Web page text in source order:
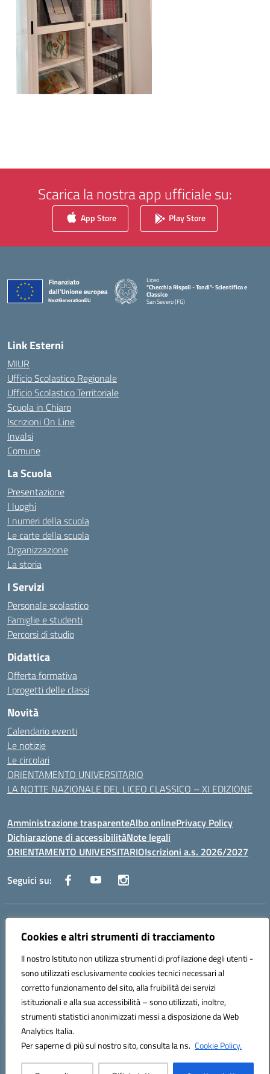
Cookies e altri strumenti di tracciamento
Il nostro Istituto non utilizza strumenti di profilazione degli utenti -
sono utilizzati esclusivamente cookies tecnici necessari al
corretto funzionamento del sito, alla fruibilità dei servizi
istituzionali e alla sua accessibilità – sono utilizzati, inoltre,
strumenti statistici anonimizzati messi a disposizione da Web
Analytics Italia.
Per saperne di più sul nostro sito, consulta la ns. Cookie Policy.
Scarica la nostra app ufficiale su:
App Store Play Store
Liceo
"Checchia Rispoli - Tondi"- Scientifico e
Classico
San Severo (FG)
Link Esterni
MIUR
Ufficio Scolastico Regionale
Ufficio Scolastico Territoriale
Scuola in Chiaro
Iscrizioni On Line
Invalsi
Comune
La Scuola
Presentazione
I luoghi
I numeri della scuola
Le carte della scuola
Organizzazione
La storia
I Servizi
Personale scolastico
Famiglie e studenti
Percorsi di studio
Didattica
Offerta formativa
I progetti delle classi
Novità
Calendario eventi
Le notizie
Le circolari
ORIENTAMENTO UNIVERSITARIO
LA NOTTE NAZIONALE DEL LICEO CLASSICO – XI EDIZIONE
Amministrazione trasparenteAlbo onlinePrivacy Policy
Dichiarazione di accessibilitàNote legali
ORIENTAMENTO UNIVERSITARIOIscrizioni a.s. 2026/2027
Seguici su:
Indirizzo:
Centralino:0882 331218 Email:fgps210002@istruzione.it
Codice fiscale: 93071630714
Codice meccanografico:
FGPS210002
Codice unico di fatturazione (CUF): UF7W9K
Hosting & Powered by 3D Solution S.r.l.
Concept & Design by Designers Italia